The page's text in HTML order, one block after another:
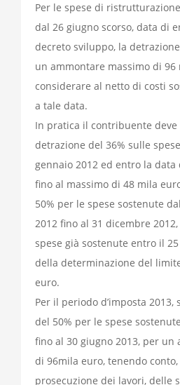
Per le spese di
dal 26 giugno scorso, data di
decreto sviluppo, la
un ammontare massimo di 96
considerare al netto di costi
a tale data.
In pratica il contribuente deve
detrazione del 36% sulle
gennaio 2012 ed entro la data
fino al massimo di 48 mila
50% per le spese sostenute
2012 fino al 31 dicembre
spese già sostenute entro il
della determinazione del
euro.
Per il periodo d’imposta
del 50% per le spese
fino al 30 giugno 2013, per un
di 96mila euro, tenendo
prosecuzione dei lavori, delle